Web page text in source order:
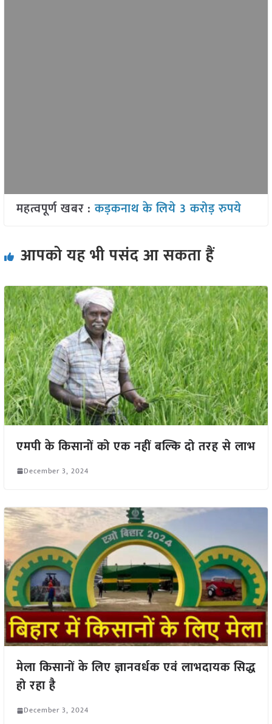
महत्वपूर्ण खबर : कड़कनाथ के लिये 3 करोड़ रुपये
आपको यह भी पसंद आ सकता हैं
एमपी के किसानों को एक नहीं बल्कि दो तरह से लाभ
December 3, 2024
मेला किसानों के लिए ज्ञानवर्धक एवं लाभदायक सिद्ध
हो रहा है
December 3, 2024